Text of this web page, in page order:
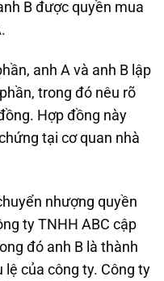
B được quyền mua
anh A và anh B lập
trong đó nêu rõ
Hợp đồng này
tại cơ quan nhà
nhượng quyền
ty TNHH ABC cập
đó anh B là thành
lệ của công ty. Công ty